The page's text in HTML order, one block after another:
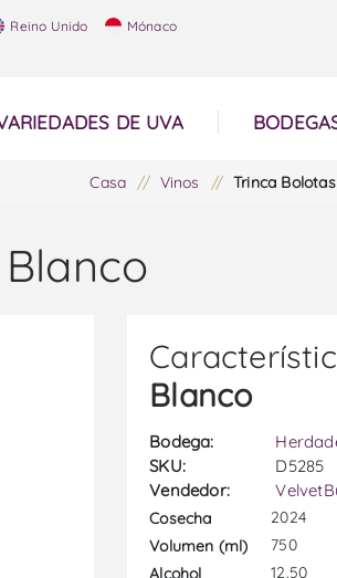
Reino Unido Mónaco
DE UVA
Casa / Vinos / Trinca
Blanco
Bodega:
SKU:
D5285
Vendedor:
Cosecha
2024
Volumen (ml)
750
Alcohol
12.50